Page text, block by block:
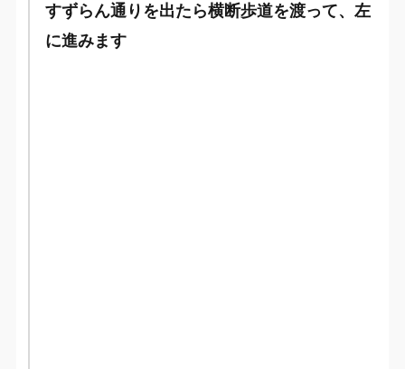
すずらん通りを出たら横断歩道を渡って、左
に進みます